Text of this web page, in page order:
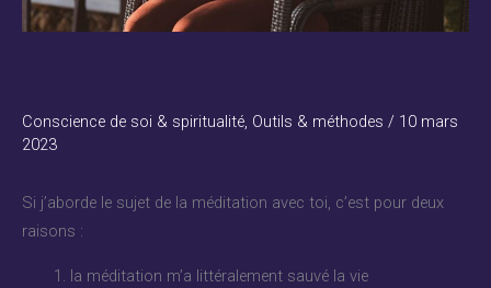
Conscience de soi & spiritualité, Outils & méthodes / 10 mars
2023
Si j’aborde le sujet de la méditation avec toi, c’est pour deux
raisons :
la méditation m’a littéralement sauvé la vie